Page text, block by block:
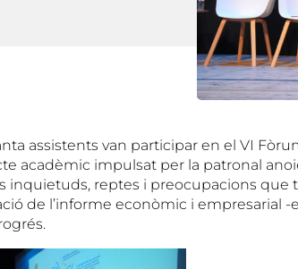
assistents van participar en el VI
acadèmic impulsat per la patronal
inquietuds, reptes i preocupacions que
de l’informe econòmic i empresarial -